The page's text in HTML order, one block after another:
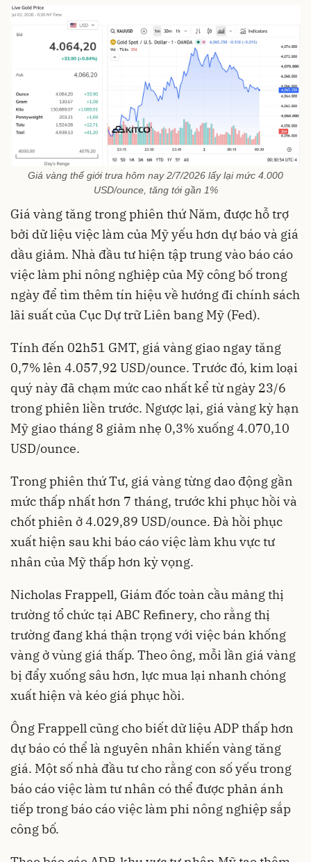
Giá vàng thế giới trưa hôm nay 2/7/2026 lấy lại mức 4.000
USD/ounce, tăng tới gần 1%
Giá vàng tăng trong phiên thứ Năm, được hỗ trợ
bởi dữ liệu việc làm của Mỹ yếu hơn dự báo và giá
dầu giảm. Nhà đầu tư hiện tập trung vào báo cáo
việc làm phi nông nghiệp của Mỹ công bố trong
ngày để tìm thêm tín hiệu về hướng đi chính sách
lãi suất của Cục Dự trữ Liên bang Mỹ (Fed).
Tính đến 02h51 GMT, giá vàng giao ngay tăng
0,7% lên 4.057,92 USD/ounce. Trước đó, kim loại
quý này đã chạm mức cao nhất kể từ ngày 23/6
trong phiên liền trước. Ngược lại, giá vàng kỳ hạn
Mỹ giao tháng 8 giảm nhẹ 0,3% xuống 4.070,10
USD/ounce.
Trong phiên thứ Tư, giá vàng từng dao động gần
mức thấp nhất hơn 7 tháng, trước khi phục hồi và
chốt phiên ở 4.029,89 USD/ounce. Đà hồi phục
xuất hiện sau khi báo cáo việc làm khu vực tư
nhân của Mỹ thấp hơn kỳ vọng.
Nicholas Frappell, Giám đốc toàn cầu mảng thị
trường tổ chức tại ABC Refinery, cho rằng thị
trường đang khá thận trọng với việc bán khống
vàng ở vùng giá thấp. Theo ông, mỗi lần giá vàng
bị đẩy xuống sâu hơn, lực mua lại nhanh chóng
xuất hiện và kéo giá phục hồi.
Ông Frappell cũng cho biết dữ liệu ADP thấp hơn
dự báo có thể là nguyên nhân khiến vàng tăng
giá. Một số nhà đầu tư cho rằng con số yếu trong
báo cáo việc làm tư nhân có thể được phản ánh
tiếp trong báo cáo việc làm phi nông nghiệp sắp
công bố.